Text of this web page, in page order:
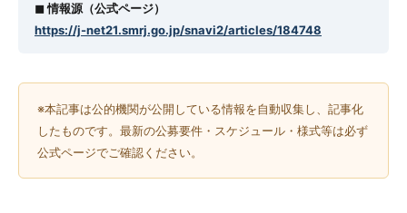
◼︎ 情報源（公式ページ）
https://j-net21.smrj.go.jp/snavi2/articles/184748
※本記事は公的機関が公開している情報を自動収集し、記事化
したものです。最新の公募要件・スケジュール・様式等は必ず
公式ページでご確認ください。